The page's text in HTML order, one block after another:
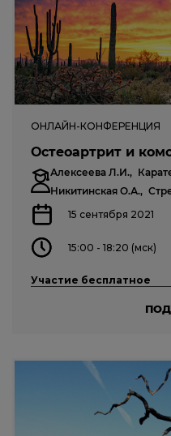
ОНЛАЙН-КОНФЕРЕНЦИЯ
Остеоартрит и
Алексеева Л.И.,
Никитинская О.А.,
15 сентября 2021
15:00 - 18:20 (мск)
Участие бесплатное